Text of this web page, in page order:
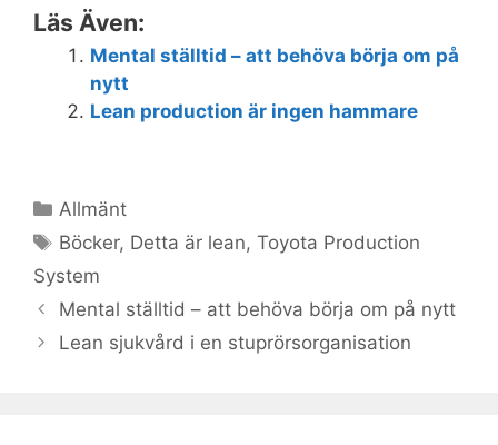
Läs Även:
Mental ställtid – att behöva börja om på
nytt
Lean production är ingen hammare
Kategorier
Allmänt
Etiketter
Böcker, Detta är lean,Toyota Production
System
Inläggsnavigering
Mental ställtid – att behöva börja om på nytt
Lean sjukvård i en stuprörsorganisation